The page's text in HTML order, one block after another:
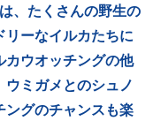
、たくさんの野生の
ーなイルカたちに
カウオッチングの他
ミガメとのシュノ
ングのチャンスも楽